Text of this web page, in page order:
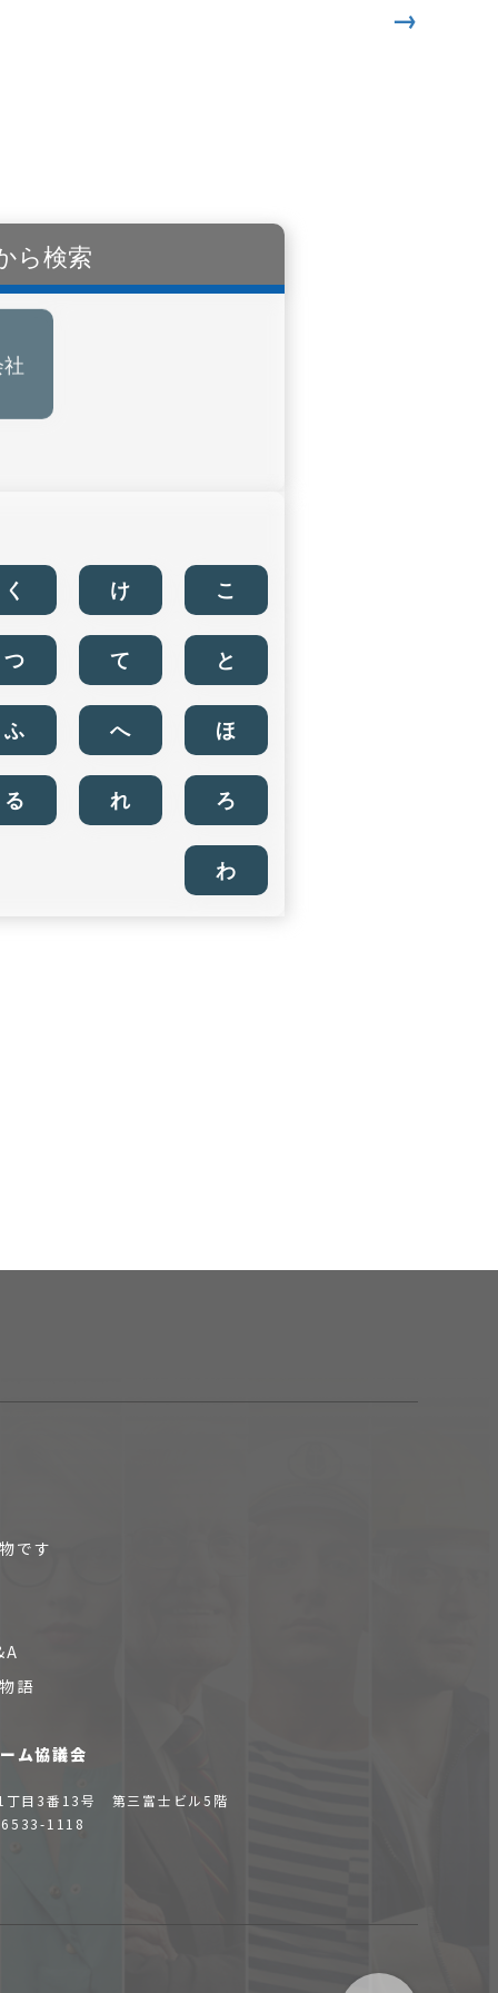
→
ら検索
く け こ
つ て と
ふ へ ほ
る れ ろ
わ
です
語
ム協議会
丁目3番13号 第三富士ビル5階
1118